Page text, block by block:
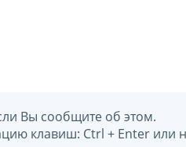
Вы сообщите об этом.
клавиш: Ctrl + Enter или